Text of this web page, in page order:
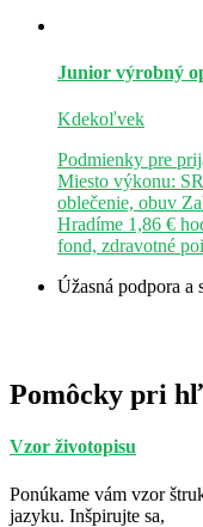
Junior výrobný
Kdekoľvek
Podmienky pre
Miesto výkonu:
oblečenie, obuv
Hradíme 1,86 €
fond, zdravotné
Úžasná podpora a
Pomôcky pri
Vzor životopisu
Ponúkame vám vzor
jazyku. Inšpirujte sa,